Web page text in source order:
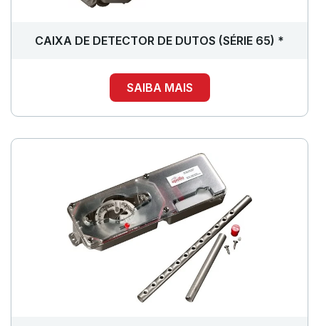
CAIXA DE DETECTOR DE DUTOS (SÉRIE 65) *
SAIBA MAIS